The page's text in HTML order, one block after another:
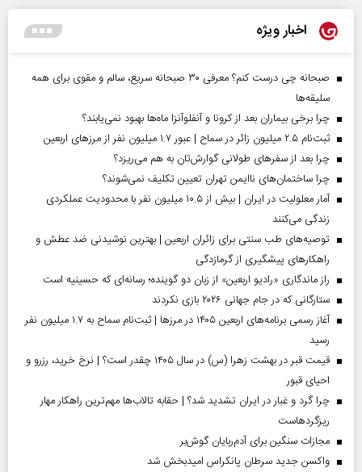
اخبار ویژه
صبحانه چی درست کنم؟ معرفی ۳۰ صبحانه سریع، سالم و مقوی برای همه
سلیقه‌ها
چرا برخی بیماران بعد از کرونا و آنفلوآنزا ماه‌ها بهبود نمی‌یابند؟
ثبت‌نام ۲.۵ میلیون زائر در سماح | عبور ۱.۷ میلیون نفر از مرز‌های اربعین
چرا بعد از سفرهای طولانی گوارش‌تان به هم می‌ریزد؟
چرا ساختمان‌های ناایمن تهران تعیین تکلیف نمی‌شوند؟
آمار معلولیت در ایران | بیش از ۱۰.۵ میلیون نفر با محدودیت عملکردی
زندگی می‌کنند
توصیه‌های طب سنتی برای زائران اربعین | بهترین نوشیدنی ضد عطش و
راهکارهای پیشگیری از گرمازدگی
راز ماندگاری «رادیو اربعین» از زبان دو گوینده؛ رسانه‌ای که حسینیه است
ستارگانی که در جام جهانی ۲۰۲۶ بازی نکردند
آغاز رسمی برنامه‌های اربعین ۱۴۰۵ در مرز‌ها | ثبت‌نام سماح به ۱.۷ میلیون نفر
رسید
قیمت قبر در بهشت زهرا (س) در سال ۱۴۰۵ چقدر است؟ | نرخ خرید، رزرو و
احیای قبور
چرا گرد و غبار در ایران تشدید شد؟ | حقابه تالاب‌ها مهم‌ترین راهکار مهار
ریزگردهاست
مجازات سنگین برای آدم‌ربایان گوش‌بر
واکسن جدید سرطان پانکراس امیدبخش شد